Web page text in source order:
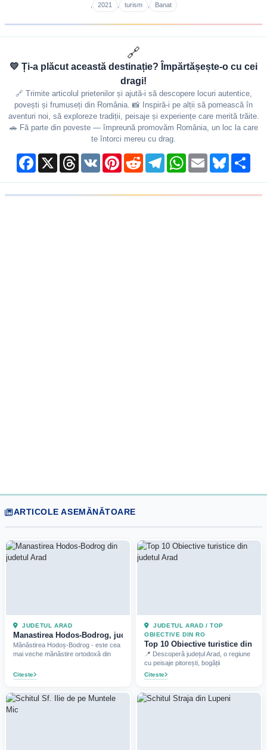
2021 turism Banat
🔗
💛 Ți-a plăcut această destinație? Împărtășește-o cu cei
dragi!
🔗 Trimite articolul prietenilor și ajută-i să descopere locuri autentice,
povești și frumuseți din România. 📸 Inspiră-i pe alții să pornească în
aventuri noi, să exploreze tradiții, peisaje și experiențe care merită trăite.
🚗 Fă parte din poveste — împreună promovăm România, un loc la care
te întorci mereu cu drag.
Facebook
X ThreadsVK PinterestReddit TelegramWhatsApp
Email Bluesky
ARTICOLE ASEMĂNĂTOARE
JUDETUL ARAD
Manastirea Hodos-Bodrog, judetul Arad (2024)
Mănăstirea Hodoș-Bodrog - este cea
mai veche mănăstire ortodoxă din
Citeste
JUDETUL ARAD / TOP
OBIECTIVE DIN RO
Top 10 Obiective turistice din
📍 Descoperă județul Arad, o regiune
cu peisaje pitorești, bogății
Citeste